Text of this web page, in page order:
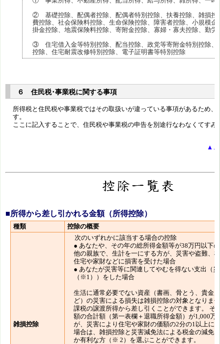
② 基礎控除、配偶者控除、配偶者特別控除、扶養控除、雑損控
費控除、社会保険料控除、生命保険控除、障害者控除、小規模企
掛金控除、地震保険料控除、寄附金控除、寡婦・寡夫控除、勤労
③ 住宅借入金等特別控除、配当控除、政党等寄附金特別控除、
控除、住宅耐震改修特別控除、電子証明書等特別控除
６ 住民税･事業税に関する事項
所得税と住民税や事業税ではその取扱いが違っている事項があるため、
す。
ここに記入することで、住民税や事業税の申告を別途行なわなくてすみ
▲こ
■所得から差し引かれる金額（所得控除）
種類 控除の概要
雑損控除
次のいずれかに該当する場合の控除
● あなたや、その年の総所得金額等が38万円以下
他の親族で、生計を一にする方が、災害や盗難、
住宅や家財などに損害を受けた場合
● あなたが災害等に関連してやむを得ない支出（
（※1））をした場合
生活に通常必要でない資産（書画、骨とう、貴金
ど）の災害による損失は雑損控除の対象となりま
課税の譲渡所得から差し引くことができます。 そ
額の合計額（第一表欄＋退職所得金額）が1,000万
が、災害により住宅や家財の価額の2分の1以上に
場合は、雑損控除と災害減免法による税金の減免
か有利な方（※ 2）を選ぶことができます。